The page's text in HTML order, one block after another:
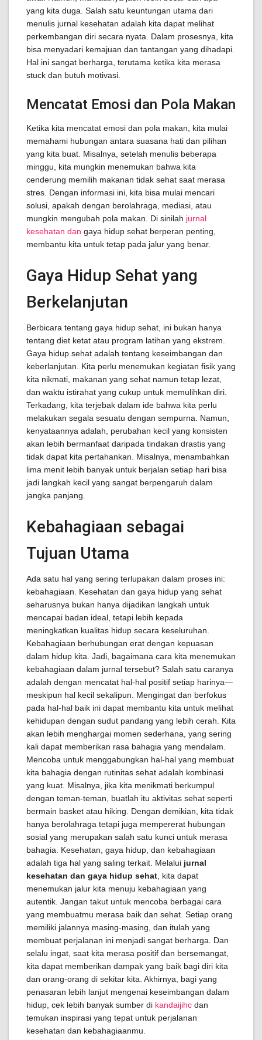
yang kita duga. Salah satu keuntungan utama dari
menulis jurnal kesehatan adalah kita dapat melihat
perkembangan diri secara nyata. Dalam prosesnya, kita
bisa menyadari kemajuan dan tantangan yang dihadapi.
Hal ini sangat berharga, terutama ketika kita merasa
stuck dan butuh motivasi.
Mencatat Emosi dan Pola Makan
Ketika kita mencatat emosi dan pola makan, kita mulai
memahami hubungan antara suasana hati dan pilihan
yang kita buat. Misalnya, setelah menulis beberapa
minggu, kita mungkin menemukan bahwa kita
cenderung memilih makanan tidak sehat saat merasa
stres. Dengan informasi ini, kita bisa mulai mencari
solusi, apakah dengan berolahraga, mediasi, atau
mungkin mengubah pola makan. Di sinilah jurnal
kesehatan dan gaya hidup sehat berperan penting,
membantu kita untuk tetap pada jalur yang benar.
Gaya Hidup Sehat yang
Berkelanjutan
Berbicara tentang gaya hidup sehat, ini bukan hanya
tentang diet ketat atau program latihan yang ekstrem.
Gaya hidup sehat adalah tentang keseimbangan dan
keberlanjutan. Kita perlu menemukan kegiatan fisik yang
kita nikmati, makanan yang sehat namun tetap lezat,
dan waktu istirahat yang cukup untuk memulihkan diri.
Terkadang, kita terjebak dalam ide bahwa kita perlu
melakukan segala sesuatu dengan sempurna. Namun,
kenyataannya adalah, perubahan kecil yang konsisten
akan lebih bermanfaat daripada tindakan drastis yang
tidak dapat kita pertahankan. Misalnya, menambahkan
lima menit lebih banyak untuk berjalan setiap hari bisa
jadi langkah kecil yang sangat berpengaruh dalam
jangka panjang.
Kebahagiaan sebagai
Tujuan Utama
Ada satu hal yang sering terlupakan dalam proses ini:
kebahagiaan. Kesehatan dan gaya hidup yang sehat
seharusnya bukan hanya dijadikan langkah untuk
mencapai badan ideal, tetapi lebih kepada
meningkatkan kualitas hidup secara keseluruhan.
Kebahagiaan berhubungan erat dengan kepuasan
dalam hidup kita. Jadi, bagaimana cara kita menemukan
kebahagiaan dalam jurnal tersebut? Salah satu caranya
adalah dengan mencatat hal-hal positif setiap harinya—
meskipun hal kecil sekalipun. Mengingat dan berfokus
pada hal-hal baik ini dapat membantu kita untuk melihat
kehidupan dengan sudut pandang yang lebih cerah. Kita
akan lebih menghargai momen sederhana, yang sering
kali dapat memberikan rasa bahagia yang mendalam.
Mencoba untuk menggabungkan hal-hal yang membuat
kita bahagia dengan rutinitas sehat adalah kombinasi
yang kuat. Misalnya, jika kita menikmati berkumpul
dengan teman-teman, buatlah itu aktivitas sehat seperti
bermain basket atau hiking. Dengan demikian, kita tidak
hanya berolahraga tetapi juga mempererat hubungan
sosial yang merupakan salah satu kunci untuk merasa
bahagia. Kesehatan, gaya hidup, dan kebahagiaan
adalah tiga hal yang saling terkait. Melalui jurnal
kesehatan dan gaya hidup sehat , kita dapat
menemukan jalur kita menuju kebahagiaan yang
autentik. Jangan takut untuk mencoba berbagai cara
yang membuatmu merasa baik dan sehat. Setiap orang
memiliki jalannya masing-masing, dan itulah yang
membuat perjalanan ini menjadi sangat berharga. Dan
selalu ingat, saat kita merasa positif dan bersemangat,
kita dapat memberikan dampak yang baik bagi diri kita
dan orang-orang di sekitar kita. Akhirnya, bagi yang
penasaran lebih lanjut mengenai keseimbangan dalam
hidup, cek lebih banyak sumber di kandaijihc dan
temukan inspirasi yang tepat untuk perjalanan
kesehatan dan kebahagiaanmu.